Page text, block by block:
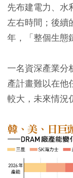
先布建電力、水
左右時間；後續
年，「整個生態
一名資深產業分
產計畫難以在他
較大，未來情況